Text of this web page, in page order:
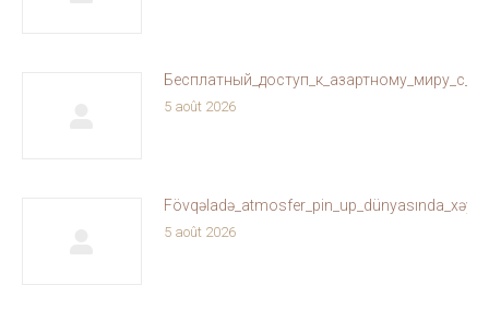
5 août 2026
5 août 2026